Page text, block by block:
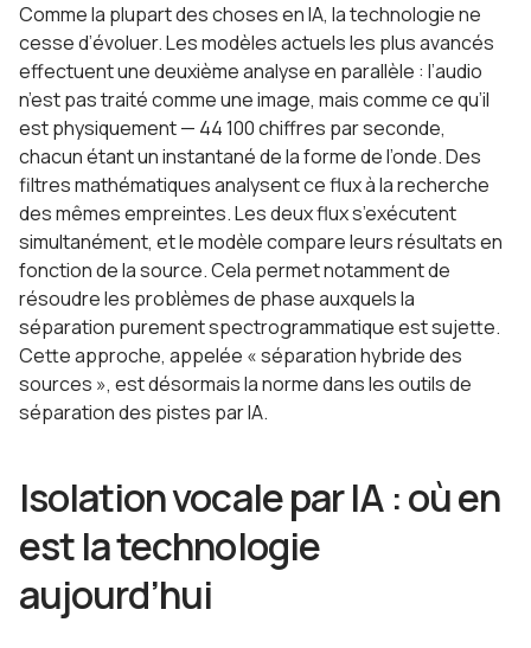
Comme la plupart des choses en IA, la technologie ne
cesse d’évoluer. Les modèles actuels les plus avancés
effectuent une deuxième analyse en parallèle : l’audio
n’est pas traité comme une image, mais comme ce qu’il
est physiquement — 44 100 chiffres par seconde,
chacun étant un instantané de la forme de l’onde. Des
filtres mathématiques analysent ce flux à la recherche
des mêmes empreintes. Les deux flux s’exécutent
simultanément, et le modèle compare leurs résultats en
fonction de la source. Cela permet notamment de
résoudre les problèmes de phase auxquels la
séparation purement spectrogrammatique est sujette.
Cette approche, appelée « séparation hybride des
sources », est désormais la norme dans les outils de
séparation des pistes par IA.
Isolation vocale par IA : où en
est la technologie
aujourd’hui